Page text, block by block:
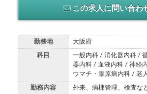
この求人に問い合わ
勤務地 大阪府
科目
一般内科 / 消化器内科 /
器内科 / 血液内科 / 神経
ウマチ・膠原病内科 / 老
勤務内容 外来、病棟管理、検査な